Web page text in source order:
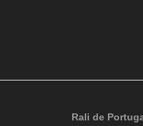
Rali de